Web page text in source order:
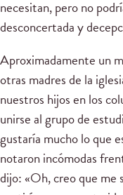
necesitan, pero no
desconcertada y
Aproximadamente un
otras madres de la
nuestros hijos en los
unirse al grupo de
gustaría mucho lo que
notaron incómodas
dijo: «Oh, creo que me